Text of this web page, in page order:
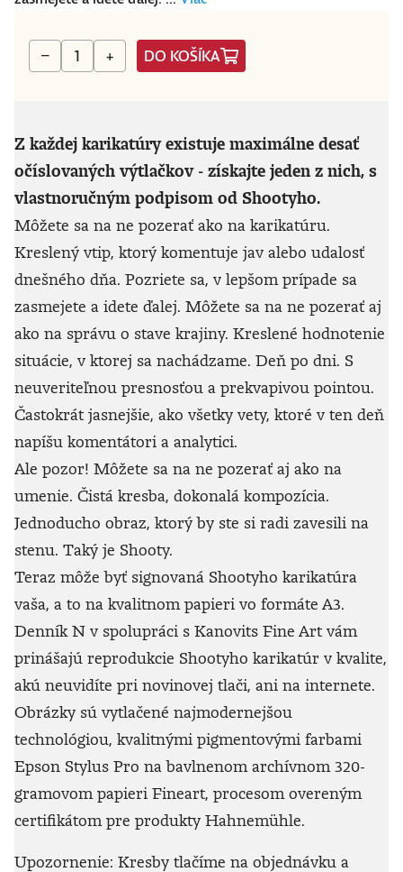
− + DO KOŠÍKA
Z každej karikatúry existuje maximálne desať
očíslovaných výtlačkov - získajte jeden z nich, s
vlastnoručným podpisom od Shootyho.
Môžete sa na ne pozerať ako na karikatúru.
Kreslený vtip, ktorý komentuje jav alebo udalosť
dnešného dňa. Pozriete sa, v lepšom prípade sa
zasmejete a idete ďalej. Môžete sa na ne pozerať aj
ako na správu o stave krajiny. Kreslené hodnotenie
situácie, v ktorej sa nachádzame. Deň po dni. S
neuveriteľnou presnosťou a prekvapivou pointou.
Častokrát jasnejšie, ako všetky vety, ktoré v ten deň
napíšu komentátori a analytici.
Ale pozor! Môžete sa na ne pozerať aj ako na
umenie. Čistá kresba, dokonalá kompozícia.
Jednoducho obraz, ktorý by ste si radi zavesili na
stenu. Taký je Shooty.
Teraz môže byť signovaná Shootyho karikatúra
vaša, a to na kvalitnom papieri vo formáte A3.
Denník N v spolupráci s Kanovits Fine Art vám
prinášajú reprodukcie Shootyho karikatúr v kvalite,
akú neuvidíte pri novinovej tlači, ani na internete.
Obrázky sú vytlačené najmodernejšou
technológiou, kvalitnými pigmentovými farbami
Epson Stylus Pro na bavlnenom archívnom 320-
gramovom papieri Fineart, procesom overeným
certifikátom pre produkty Hahnemühle.
Upozornenie: Kresby tlačíme na objednávku a